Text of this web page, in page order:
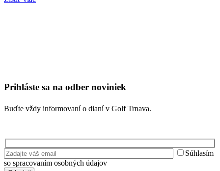
Prihláste sa na odber noviniek
Buďte vždy informovaní o dianí v Golf Trnava.
Súhlasím
so spracovaním osobných údajov